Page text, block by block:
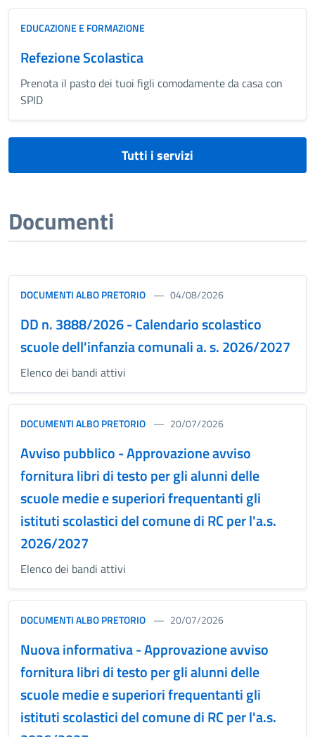
EDUCAZIONE E FORMAZIONE
Refezione Scolastica
Prenota il pasto dei tuoi figli comodamente da casa con
SPID
Tutti i servizi
Documenti
DOCUMENTI ALBO PRETORIO 04/08/2026
DD n. 3888/2026 - Calendario scolastico
scuole dell'infanzia comunali a. s. 2026/2027
Elenco dei bandi attivi
DOCUMENTI ALBO PRETORIO 20/07/2026
Avviso pubblico - Approvazione avviso
fornitura libri di testo per gli alunni delle
scuole medie e superiori frequentanti gli
istituti scolastici del comune di RC per l'a.s.
2026/2027
Elenco dei bandi attivi
DOCUMENTI ALBO PRETORIO 20/07/2026
Nuova informativa - Approvazione avviso
fornitura libri di testo per gli alunni delle
scuole medie e superiori frequentanti gli
istituti scolastici del comune di RC per l'a.s.